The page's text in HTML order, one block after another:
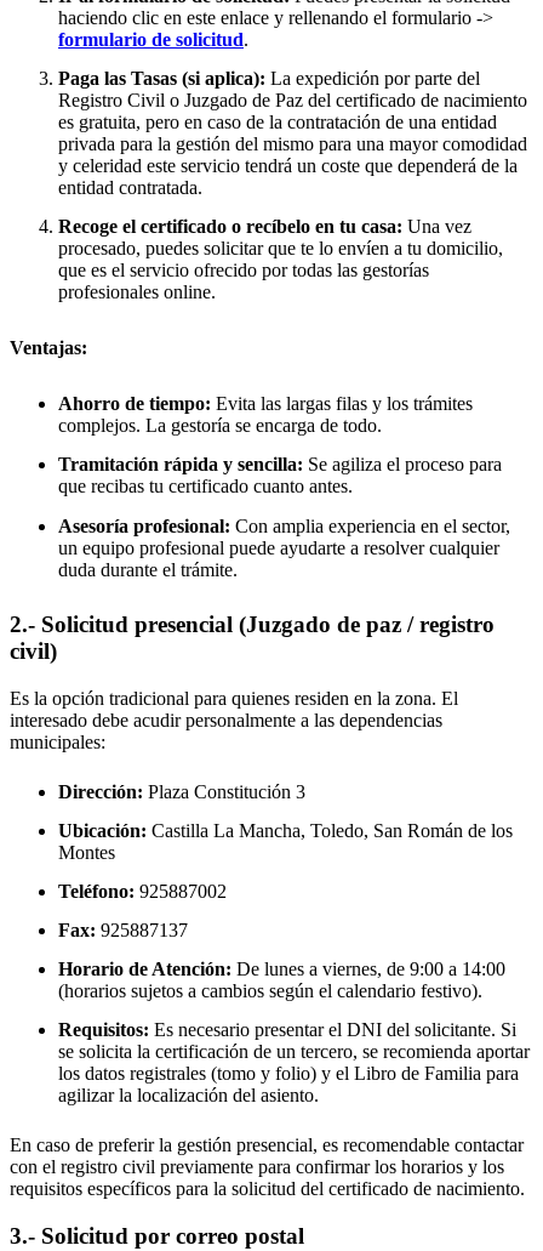
haciendo clic en este enlace y rellenando el formulario ->
formulario de solicitud.
Paga las Tasas (si aplica): La expedición por parte del
Registro Civil o Juzgado de Paz del certificado de nacimiento
es gratuita, pero en caso de la contratación de una entidad
privada para la gestión del mismo para una mayor comodidad
y celeridad este servicio tendrá un coste que dependerá de la
entidad contratada.
Recoge el certificado o recíbelo en tu casa: Una vez
procesado, puedes solicitar que te lo envíen a tu domicilio,
que es el servicio ofrecido por todas las gestorías
profesionales online.
Ventajas:
Ahorro de tiempo: Evita las largas filas y los trámites
complejos. La gestoría se encarga de todo.
Tramitación rápida y sencilla: Se agiliza el proceso para
que recibas tu certificado cuanto antes.
Asesoría profesional: Con amplia experiencia en el sector,
un equipo profesional puede ayudarte a resolver cualquier
duda durante el trámite.
2.- Solicitud presencial (Juzgado de paz / registro
civil)
Es la opción tradicional para quienes residen en la zona. El
interesado debe acudir personalmente a las dependencias
municipales:
Dirección: Plaza Constitución 3
Ubicación: Castilla La Mancha, Toledo, San Román de los
Montes
Teléfono: 925887002
Fax: 925887137
Horario de Atención: De lunes a viernes, de 9:00 a 14:00
(horarios sujetos a cambios según el calendario festivo).
Requisitos: Es necesario presentar el DNI del solicitante. Si
se solicita la certificación de un tercero, se recomienda aportar
los datos registrales (tomo y folio) y el Libro de Familia para
agilizar la localización del asiento.
En caso de preferir la gestión presencial, es recomendable contactar
con el registro civil previamente para confirmar los horarios y los
requisitos específicos para la solicitud del certificado de nacimiento.
3.- Solicitud por correo postal